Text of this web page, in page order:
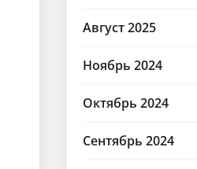
Август 2025
Ноябрь 2024
Октябрь 2024
Сентябрь 2024